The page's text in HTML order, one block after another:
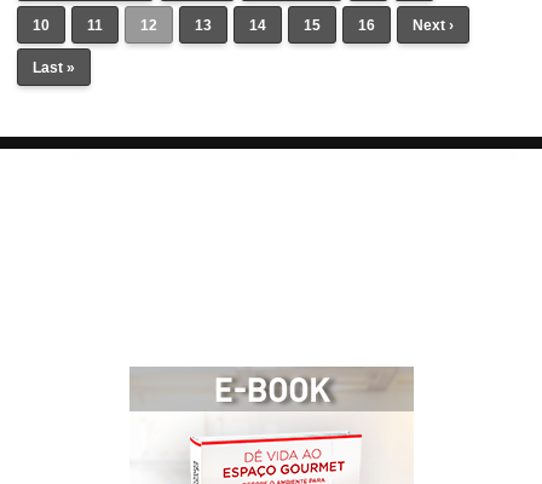
10 11 12 13 14 15 16 Next ›
Last »